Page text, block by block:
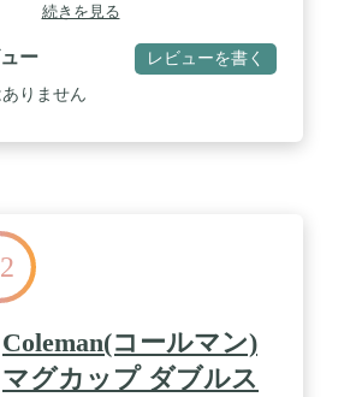
続きを見る
ー レビューを書く
りません
Coleman(コールマン)
マグカップ ダブルス